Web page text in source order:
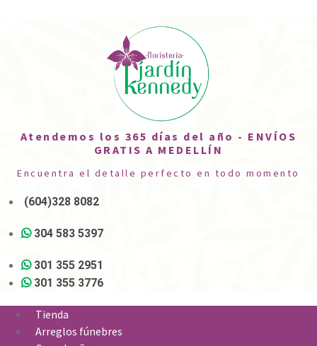
Atendemos los 365 días del año - ENVÍOS
GRATIS A MEDELLÍN
Encuentra el detalle perfecto en todo momento
(604)328 8082
304 583 5397
301 355 2951
301 355 3776
Tienda
Arreglos fúnebres